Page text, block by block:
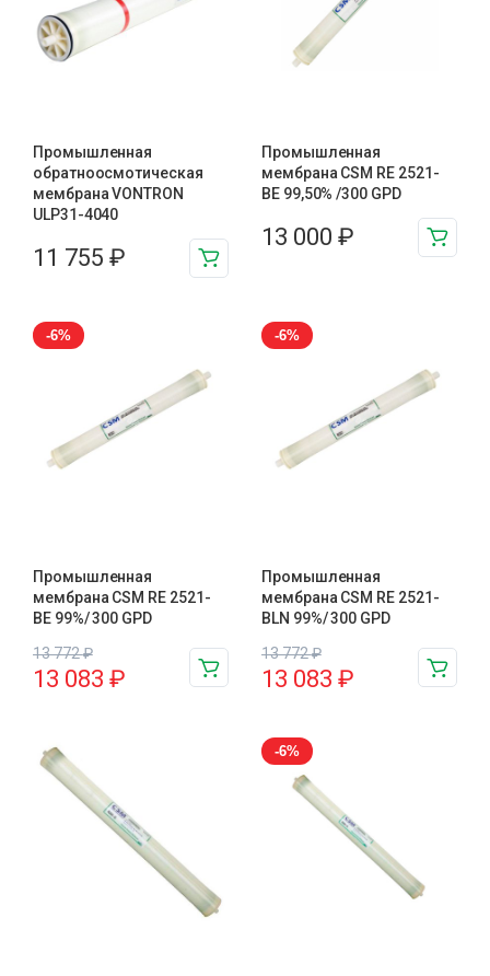
Промышленная
обратноосмотическая
мембрана VONTRON
ULP31-4040
11 755 ₽
Промышленная
мембрана CSM RE 2521-
BE 99,50% /300 GPD
13 000 ₽
-6%
Промышленная
мембрана CSM RE 2521-
BE 99%/ 300 GPD
13 772₽
13 083 ₽
-6%
Промышленная
мембрана CSM RE 2521-
BLN 99%/ 300 GPD
13 772₽
13 083 ₽
-6%